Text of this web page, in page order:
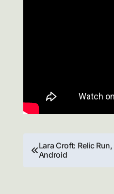
Navigation
Lara Croft: Relic
Android